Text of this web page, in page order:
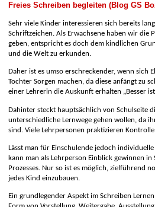
Freies Schreiben begleiten (Blog GS
Sehr viele Kinder interessieren sich bereits
Schriftzeichen. Als Erwachsene haben wir die
geben, entspricht es doch dem kindlichen
und die Welt zu erkunden.
Daher ist es umso erschreckender, wenn sich
Tochter Sorgen machen, da diese anfängt zu
einer Lehrerin die Auskunft erhalten „Besser
Dahinter steckt hauptsächlich von Schulseite
unterschiedliche Lernwege gehen wollen, da
sind. Viele Lehrpersonen praktizieren
Lässt man für Einschulende jedoch
kann man als Lehrperson Einblick gewinnen in
Prozesses. Nur so ist es möglich, zielführend
jedes Kind einzubauen.
Ein grundlegender Aspekt im Schreiben